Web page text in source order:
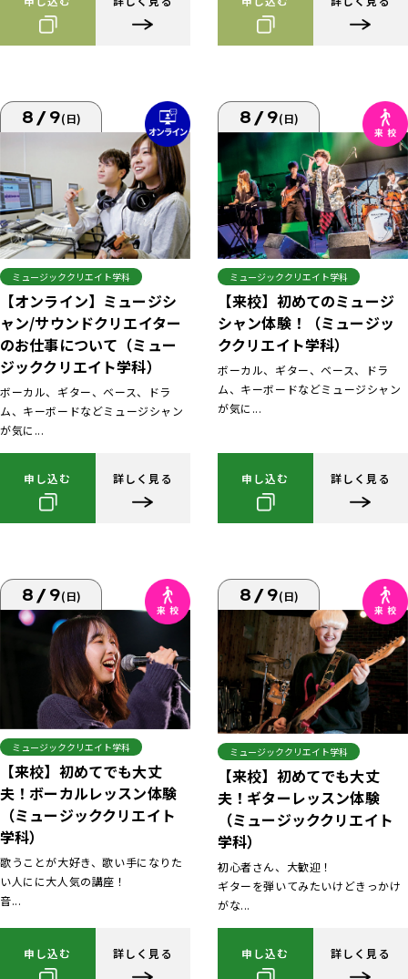
8/9(日)
ミュージッククリエイト学科
【オンライン】ミュージシ
ャン/サウンドクリエイター
のお仕事について（ミュー
ジッククリエイト学科）
ボーカル、ギター、ベース、ドラ
ム、キーボードなどミュージシャン
が気に...
申し込む 詳しく見る
8/9(日)
ミュージッククリエイト学科
【来校】初めてのミュージ
シャン体験！（ミュージッ
ククリエイト学科）
ボーカル、ギター、ベース、ドラ
ム、キーボードなどミュージシャン
が気に...
申し込む 詳しく見る
8/9(日)
ミュージッククリエイト学科
【来校】初めてでも大丈
夫！ボーカルレッスン体験
（ミュージッククリエイト
学科）
歌うことが大好き、歌い手になりた
い人にに大人気の講座！
音...
申し込む 詳しく見る
8/9(日)
ミュージッククリエイト学科
【来校】初めてでも大丈
夫！ギターレッスン体験
（ミュージッククリエイト
学科）
初心者さん、大歓迎！
ギターを弾いてみたいけどきっかけ
がな...
申し込む 詳しく見る